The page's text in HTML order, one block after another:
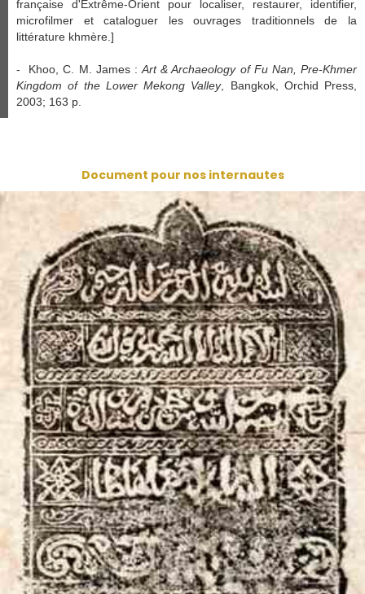
française d'Extrême-Orient pour localiser, restaurer, identifier,
microfilmer et cataloguer les ouvrages traditionnels de la
littérature khmère.]
- Khoo, C. M. James :Art & Archaeology of Fu Nan, Pre-Khmer
Kingdom of the Lower Mekong Valley, Bangkok, Orchid Press,
2003; 163 p.
Document pour nos internautes